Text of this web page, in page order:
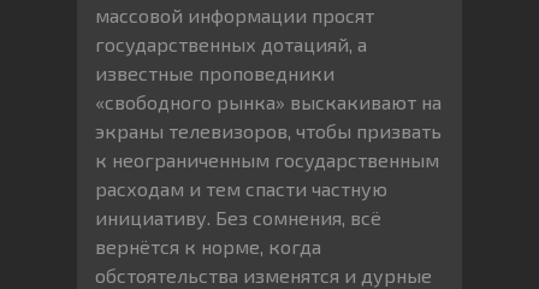
массовой информации просят
государственных дотацияй, а
известные проповедники
«свободного рынка» выскакивают на
экраны телевизоров, чтобы призвать
к неограниченным государственным
расходам и тем спасти частную
инициативу. Без сомнения, всё
вернётся к норме, когда
обстоятельства изменятся и дурные